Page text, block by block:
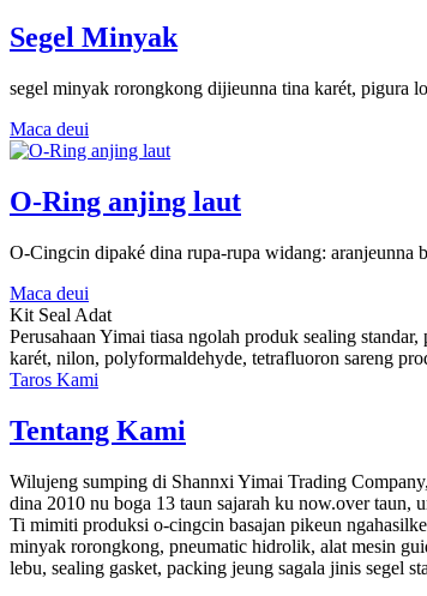
Segel Minyak
segel minyak rorongkong dijieunna tina karét, pigura
Maca deui
O-Ring anjing laut
O-Cingcin dipaké dina rupa-rupa widang: aranjeunna
Maca deui
Kit Seal Adat
Perusahaan Yimai tiasa ngolah produk sealing
karét, nilon, polyformaldehyde, tetrafluoron sareng
Taros Kami
Tentang Kami
Wilujeng sumping di Shannxi Yimai Trading
dina 2010 nu boga 13 taun sajarah ku now.over taun,
Ti mimiti produksi o-cingcin basajan pikeun
minyak rorongkong, pneumatic hidrolik, alat mesin
lebu, sealing gasket, packing jeung sagala jinis segel